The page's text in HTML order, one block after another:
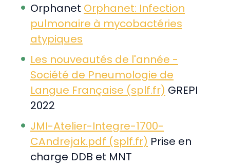
Orphanet Orphanet: Infection
pulmonaire à mycobactéries
atypiques
Les nouveautés de l'année -
Société de Pneumologie de
Langue Française (splf.fr) GREPI
2022
JMI-Atelier-Integre-1700-
CAndrejak.pdf (splf.fr) Prise en
charge DDB et MNT